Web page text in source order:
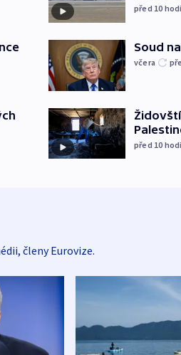
před 10
Soud
včera
před 10
členy Eurovize.